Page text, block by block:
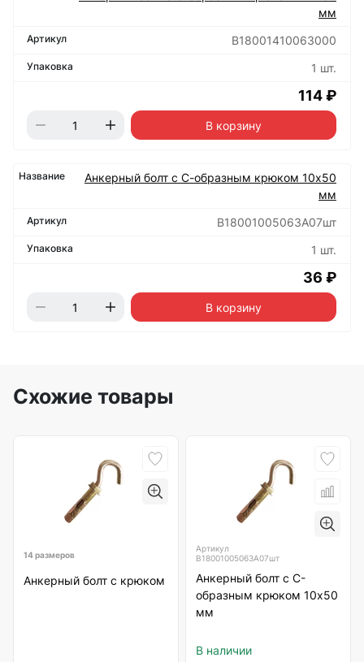
мм
B18001410063000
1 шт.
114 ₽
В корзину
Анкерный болт с С-образным крюком 10х50
мм
B18001005063А07шт
1 шт.
36 ₽
В корзину
Схожие товары
14 размеров
Анкерный болт с крюком
Артикул
B18001005063А07шт
Анкерный болт с С-
образным крюком 10х50
мм
В наличии